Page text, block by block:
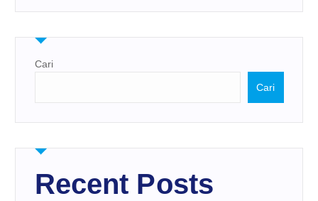
Cari
Cari
Recent Posts